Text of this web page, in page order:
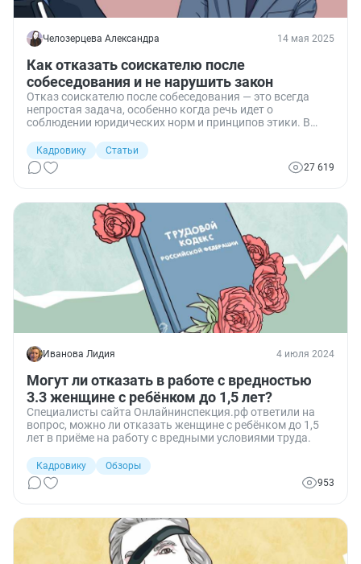
Челозерцева Александра 14 мая 2025
Как отказать соискателю после
собеседования и не нарушить закон
Отказ соискателю после собеседования — это всегда
непростая задача, особенно когда речь идет о
соблюдении юридических норм и принципов этики. В
ситуациями, когда необходимо было вежливо и
корректно сообщить кандидату о решении не продвигать
его дальше в процессе найма. Один из важнейших
помогут отказать соискателю, сохранить
профессиональные отношения и не нарушить
законодательство.
Кадровику
Статьи
27 619
Иванова Лидия 4 июля 2024
Могут ли отказать в работе с вредностью
3.3 женщине с ребёнком до 1,5 лет?
Специалисты сайта Онлайнинспекция.рф ответили на
вопрос, можно ли отказать женщине с ребёнком до 1,5
лет в приёме на работу с вредными условиями труда.
Кадровику
Обзоры
953